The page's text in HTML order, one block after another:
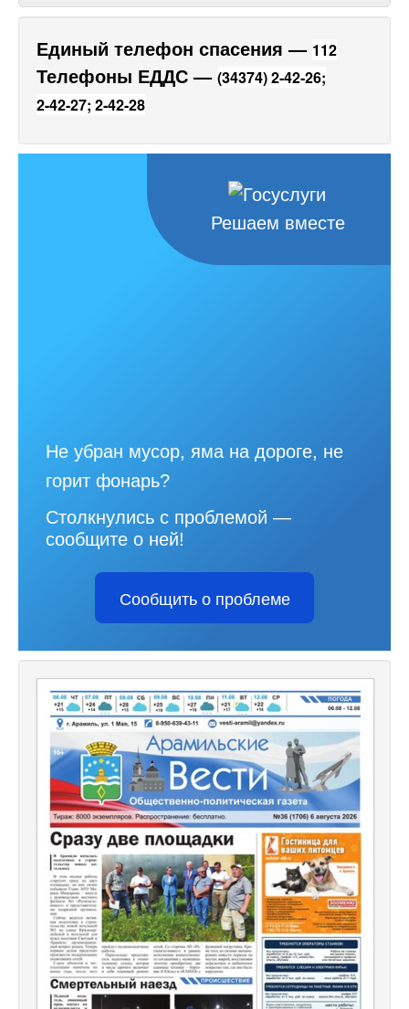
Единый телефон спасения — 112
Телефоны ЕДДС — (34374) 2-42-26;
2-42-27; 2-42-28
Решаем вместе
Не убран мусор, яма на дороге, не
горит фонарь?
Столкнулись с проблемой —
сообщите о ней!
Сообщить о проблеме